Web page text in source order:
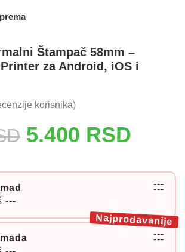
Štampač 58mm –
za Android, iOS i
korisnika)
5.400 RSD
---
---
---
---
---
Najprodavanije